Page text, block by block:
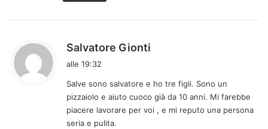
Salvatore Gionti
e
t
t
alle 19:32
Salve sono salvatore e ho tre figli. Sono un
pizzaiolo e aiuto cuoco già da 10 anni. Mi farebbe
piacere lavorare per voi , e mi reputo una persona
seria e pulita.